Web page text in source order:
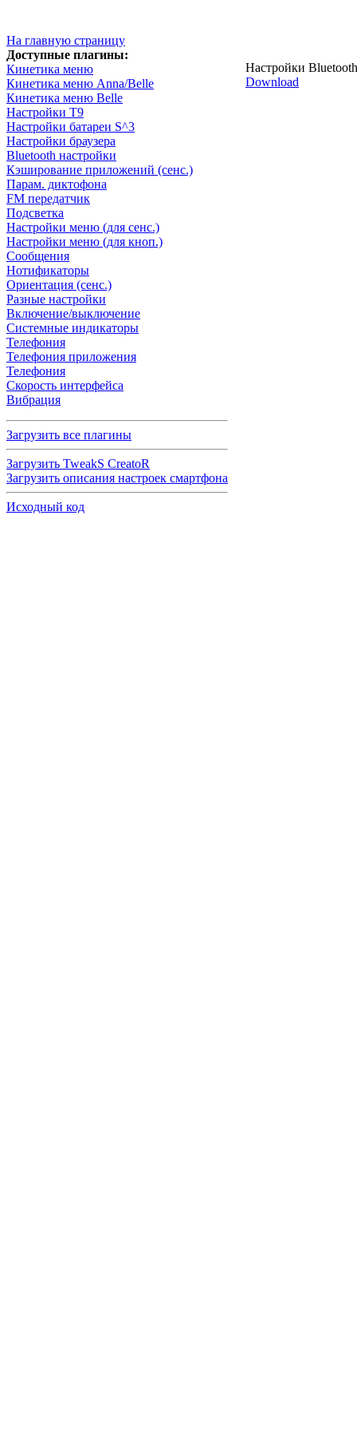
На главную страницу
Доступные плагины:
Кинетика меню
Кинетика меню Anna/Belle
Кинетика меню Belle
Настройки T9
Настройки батареи S^3
Настройки браузера
Bluetooth настройки
Кэширование приложений (сенс.)
Парам. диктофона
FM передатчик
Подсветка
Настройки меню (для сенс.)
Настройки меню (для кноп.)
Сообщения
Нотификаторы
Ориентация (сенс.)
Разные настройки
Включение/выключение
Системные индикаторы
Телефония
Телефония приложения
Телефония
Скорость интерфейса
Вибрация
Загрузить все плагины
Загрузить TweakS CreatoR
Загрузить описания настроек смартфона
Исходный код
Настройки
Download